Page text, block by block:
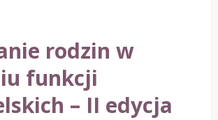
rodzin w
funkcji
– II edycja